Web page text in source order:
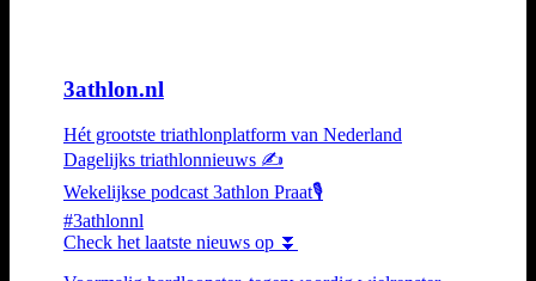
3athlon.nl
Hét grootste triathlonplatform van Nederland
Dagelijks triathlonnieuws ✍️
Wekelijkse podcast 3athlon Praat🎙️
#3athlonnl
Check het laatste nieuws op ⏬